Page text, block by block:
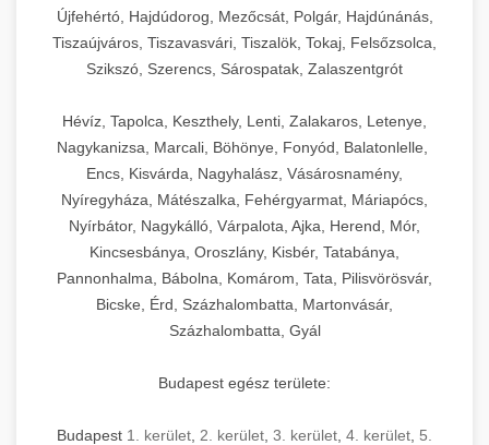
Újfehértó, Hajdúdorog, Mezőcsát, Polgár, Hajdúnánás,
Tiszaújváros, Tiszavasvári, Tiszalök, Tokaj, Felsőzsolca,
Szikszó, Szerencs, Sárospatak, Zalaszentgrót
Hévíz, Tapolca, Keszthely, Lenti, Zalakaros, Letenye,
Nagykanizsa, Marcali, Böhönye, Fonyód, Balatonlelle,
Encs, Kisvárda, Nagyhalász, Vásárosnamény,
Nyíregyháza, Mátészalka, Fehérgyarmat, Máriapócs,
Nyírbátor, Nagykálló, Várpalota, Ajka, Herend, Mór,
Kincsesbánya, Oroszlány, Kisbér, Tatabánya,
Pannonhalma, Bábolna, Komárom, Tata, Pilisvörösvár,
Bicske, Érd, Százhalombatta, Martonvásár,
Százhalombatta, Gyál
Budapest egész területe:
Budapest 1. kerület 2. kerület 3. kerület 4. kerület 5.